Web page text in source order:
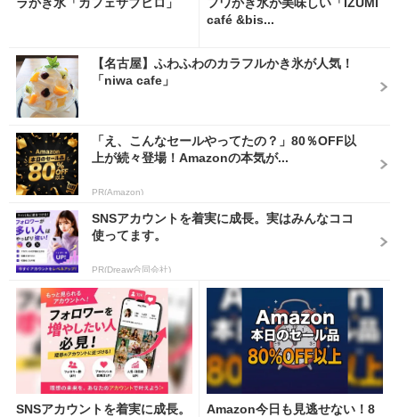
café &bis...
【名古屋】ふわふわのカラフルかき氷が人気！
「niwa cafe」
「え、こんなセールやってたの？」80％OFF以
上が続々登場！Amazonの本気が...
PR(Amazon)
SNSアカウントを着実に成長。実はみんなココ
使ってます。
PR(Dreaw合同会社)
SNSアカウントを着実に成長。
Amazon今日も見逃せない！8